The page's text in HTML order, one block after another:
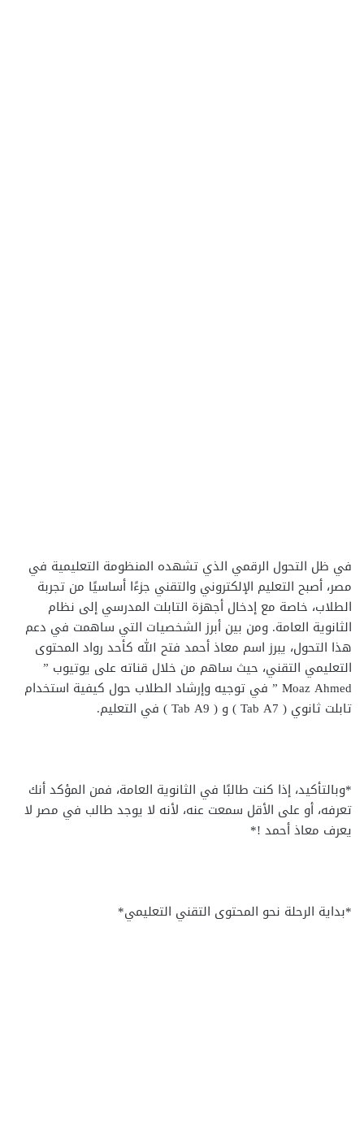
في ظل التحول الرقمي الذي تشهده المنظومة التعليمية في
مصر، أصبح التعليم الإلكتروني والتقني جزءًا أساسيًا من تجربة
الطلاب، خاصة مع إدخال أجهزة التابلت المدرسي إلى نظام
الثانوية العامة. ومن بين أبرز الشخصيات التي ساهمت في دعم
هذا التحول، يبرز اسم معاذ أحمد فتح الله كأحد رواد المحتوى
التعليمي التقني، حيث ساهم من خلال قناته على يوتيوب ”
Moaz Ahmed ” في توجيه وإرشاد الطلاب حول كيفية استخدام
تابلت ثانوي ( Tab A7 ) و ( Tab A9 ) في التعليم.
*وبالتأكيد، إذا كنت طالبًا في الثانوية العامة، فمن المؤكد أنك
تعرفه، أو على الأقل سمعت عنه، لأنه لا يوجد طالب في مصر لا
يعرف معاذ أحمد !*
*بداية الرحلة نحو المحتوى التقني التعليمي*